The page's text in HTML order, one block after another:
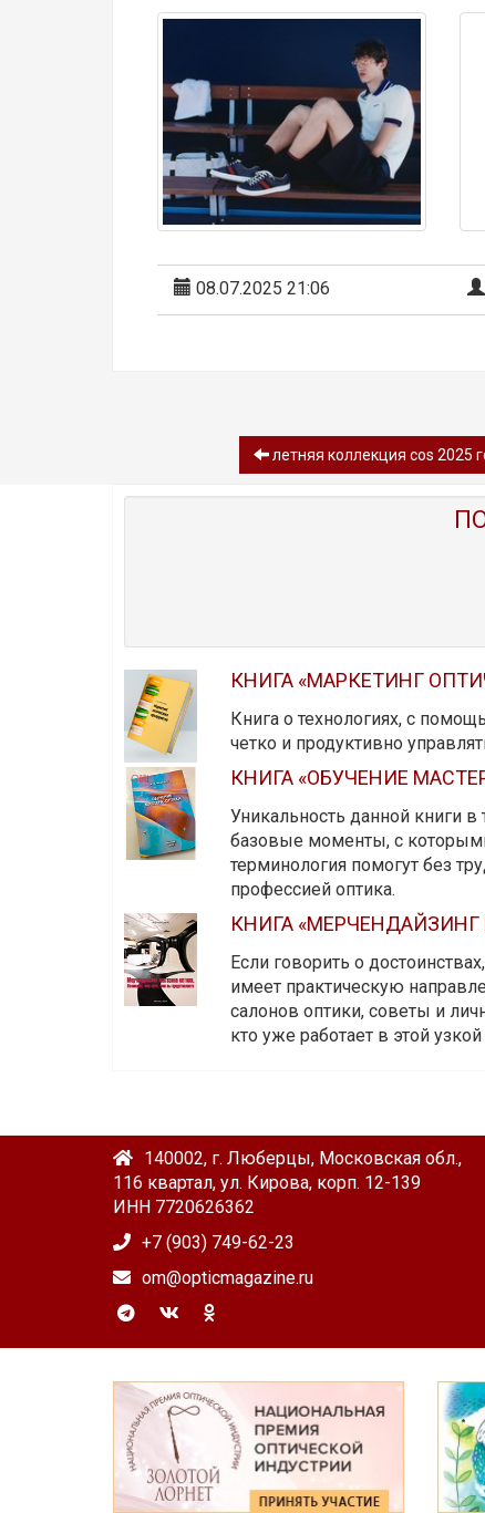
08.07.2025 21:06
летняя коллекция cos 2025
КНИГА «МАРКЕТИНГ
Книга о технологиях, с
четко и продуктивно
КНИГА «ОБУЧЕНИЕ
Уникальность данной книги
базовые моменты, с
терминология помогут без
профессией оптика.
КНИГА
Если говорить о
имеет практическую
салонов оптики, советы и
кто уже работает в этой
140002, г. Люберцы, Московская обл.,
116 квартал, ул. Кирова, корп. 12-139
ИНН 7720626362
+7 (903) 749-62-23
om@opticmagazine.ru